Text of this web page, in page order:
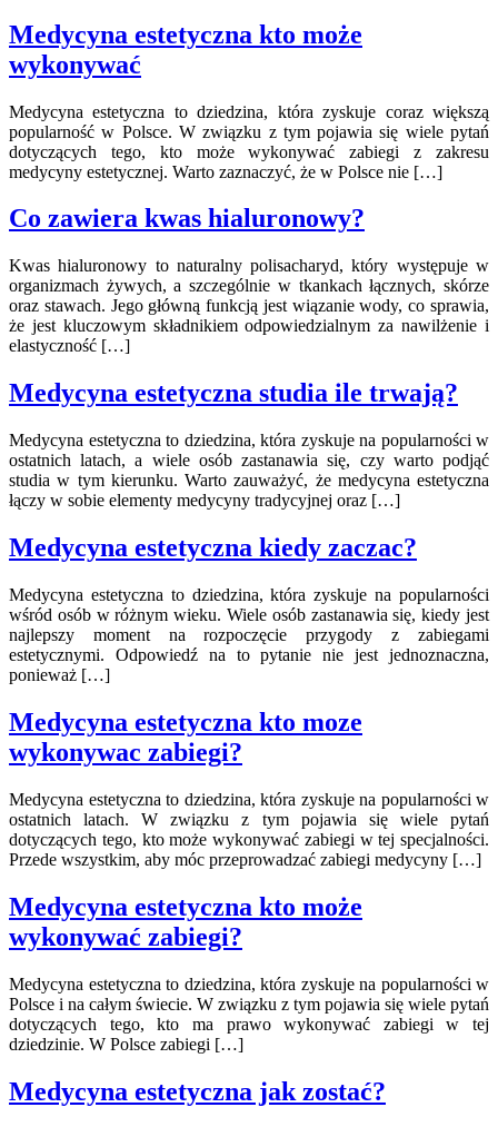
Medycyna estetyczna kto może
wykonywać
Medycyna estetyczna to dziedzina, która zyskuje coraz większą
popularność w Polsce. W związku z tym pojawia się wiele pytań
dotyczących tego, kto może wykonywać zabiegi z zakresu
medycyny estetycznej. Warto zaznaczyć, że w Polsce nie […]
Co zawiera kwas hialuronowy?
Kwas hialuronowy to naturalny polisacharyd, który występuje w
organizmach żywych, a szczególnie w tkankach łącznych, skórze
oraz stawach. Jego główną funkcją jest wiązanie wody, co sprawia,
że jest kluczowym składnikiem odpowiedzialnym za nawilżenie i
elastyczność […]
Medycyna estetyczna studia ile trwają?
Medycyna estetyczna to dziedzina, która zyskuje na popularności w
ostatnich latach, a wiele osób zastanawia się, czy warto podjąć
studia w tym kierunku. Warto zauważyć, że medycyna estetyczna
łączy w sobie elementy medycyny tradycyjnej oraz […]
Medycyna estetyczna kiedy zaczac?
Medycyna estetyczna to dziedzina, która zyskuje na popularności
wśród osób w różnym wieku. Wiele osób zastanawia się, kiedy jest
najlepszy moment na rozpoczęcie przygody z zabiegami
estetycznymi. Odpowiedź na to pytanie nie jest jednoznaczna,
ponieważ […]
Medycyna estetyczna kto moze
wykonywac zabiegi?
Medycyna estetyczna to dziedzina, która zyskuje na popularności w
ostatnich latach. W związku z tym pojawia się wiele pytań
dotyczących tego, kto może wykonywać zabiegi w tej specjalności.
Przede wszystkim, aby móc przeprowadzać zabiegi medycyny […]
Medycyna estetyczna kto może
wykonywać zabiegi?
Medycyna estetyczna to dziedzina, która zyskuje na popularności w
Polsce i na całym świecie. W związku z tym pojawia się wiele pytań
dotyczących tego, kto ma prawo wykonywać zabiegi w tej
dziedzinie. W Polsce zabiegi […]
Medycyna estetyczna jak zostać?